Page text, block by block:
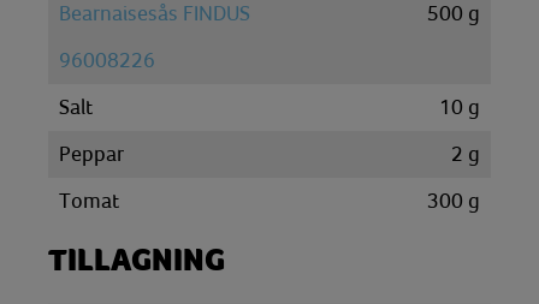
Bearnaisesås FINDUS
96008226
500 g
Salt 10 g
Peppar
2 g
Tomat
300 g
TILLAGNING